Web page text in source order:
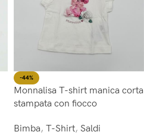
-44%
Monnalisa T-shirt manica corta
stampata con fiocco
Bimba, T-Shirt, Saldi